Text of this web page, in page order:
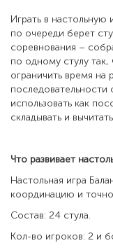
Играть в
по очереди берет
соревнования –
по одному стулу
ограничить время на
использовать как
складывать и
Что развивает
Настольная игра
координацию и
Состав: 24 стула.
Кол-во игроков: 2 и